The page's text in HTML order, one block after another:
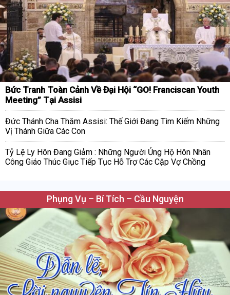
Bức Tranh Toàn Cảnh Về Đại Hội “GO! Franciscan Youth
Meeting” Tại Assisi
Đức Thánh Cha Thăm Assisi: Thế Giới Đang Tìm Kiếm Những
Vị Thánh Giữa Các Con
Tỷ Lệ Ly Hôn Đang Giảm : Những Người Ủng Hộ Hôn Nhân
Công Giáo Thúc Giục Tiếp Tục Hỗ Trợ Các Cặp Vợ Chồng
Phụng Vụ – Bí Tích – Cầu Nguyện